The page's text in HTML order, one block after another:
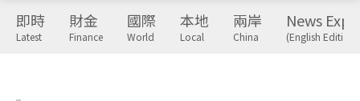
即時
Latest
財金
Finance
國際
World
本地
Local
兩岸
China
News
(English Edition)